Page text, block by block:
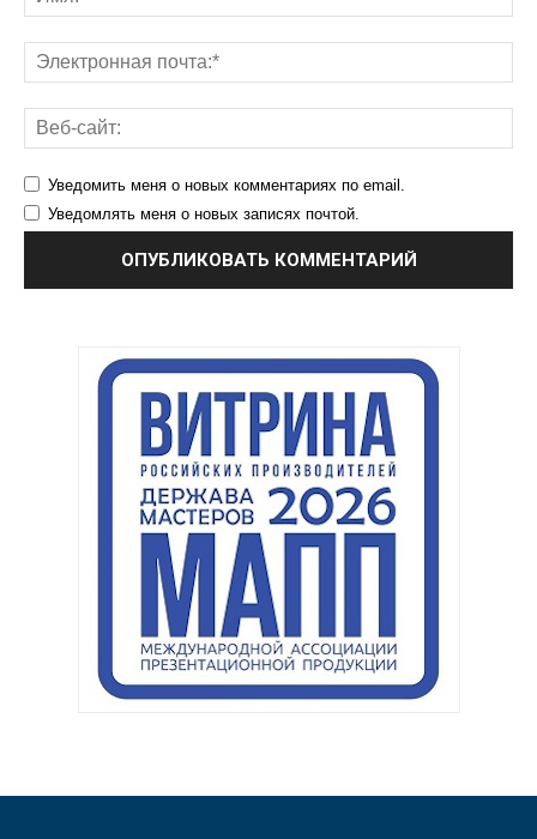
Уведомить меня о новых комментариях по email.
Уведомлять меня о новых записях почтой.